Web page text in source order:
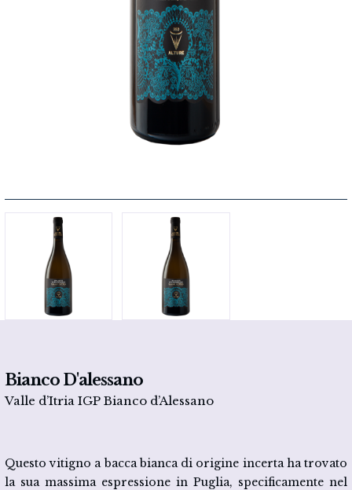
Bianco D'alessano
Valle d’Itria IGP Bianco d’Alessano
Questo vitigno a bacca bianca di origine incerta ha trovato
la sua massima espressione in Puglia, specificamente nel